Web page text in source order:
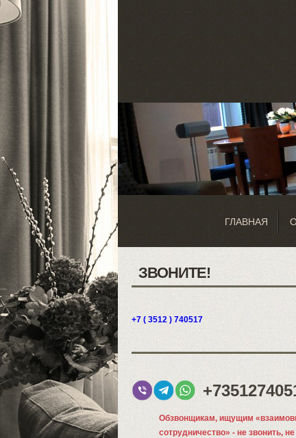
ГЛАВНАЯ
ЗВОНИТЕ!
+7 ( 3512 ) 740517
Обзвонщикам, ищущим
сотрудничество» - не звонить,